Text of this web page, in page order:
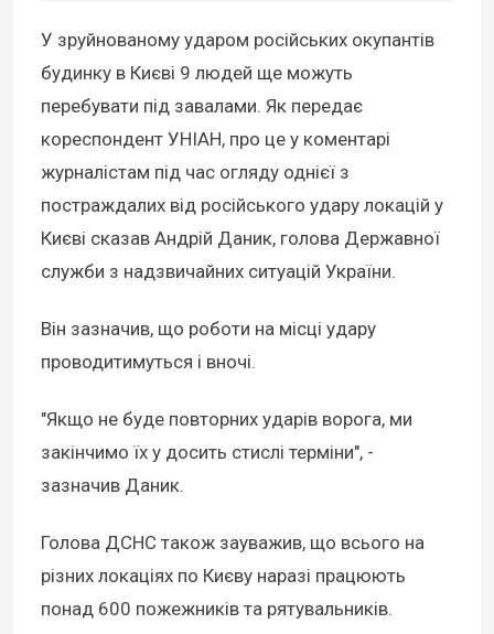
У зруйнованому ударом російських окупантів
будинку в Києві 9 людей ще можуть
перебувати під завалами. Як передає
кореспондент УНІАН, про це у коментарі
журналістам під час огляду однієї з
постраждалих від російського удару локацій у
Києві сказав Андрій Даник, голова Державної
служби з надзвичайних ситуацій України.
Він зазначив, що роботи на місці удару
проводитимуться і вночі.
"Якщо не буде повторних ударів ворога, ми
закінчимо їх у досить стислі терміни", -
зазначив Даник.
Голова ДСНС також зауважив, що всього на
різних локаціях по Києву наразі працюють
понад 600 пожежників та рятувальників.